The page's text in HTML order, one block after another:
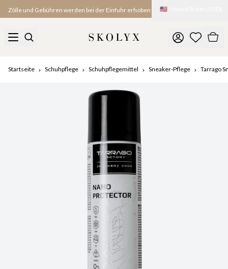
Zölle und Gebühren werden bei der Einfuhr erhoben 🇺🇸
Startseite Schuhpflege Schuhpflegemittel Sneaker-Pflege Tarrago